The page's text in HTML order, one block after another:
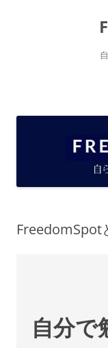
FreedomSpot
自分で